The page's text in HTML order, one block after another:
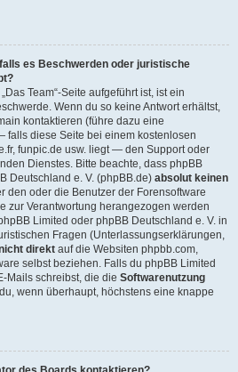
es Beschwerden oder juristische
Team“-Seite aufgeführt ist, ist ein
Wenn du so keine Antwort erhältst,
kontaktieren (führe dazu eine
falls diese Seite bei einem kostenlosen
funpic.de usw. liegt — den Support oder
Dienstes. Bitte beachte, dass phpBB
Deutschland e. V. (phpBB.de) absolut keinen
den oder die Benutzer der Forensoftware
zur Verantwortung herangezogen werden
Limited oder phpBB Deutschland e. V. in
Fragen (Unterlassungserklärungen,
direkt auf die Websiten phpbb.com,
selbst beziehen. Falls du phpBB Limited
Mails schreibst, die die Softwarenutzung
wenn überhaupt, höchstens eine knappe